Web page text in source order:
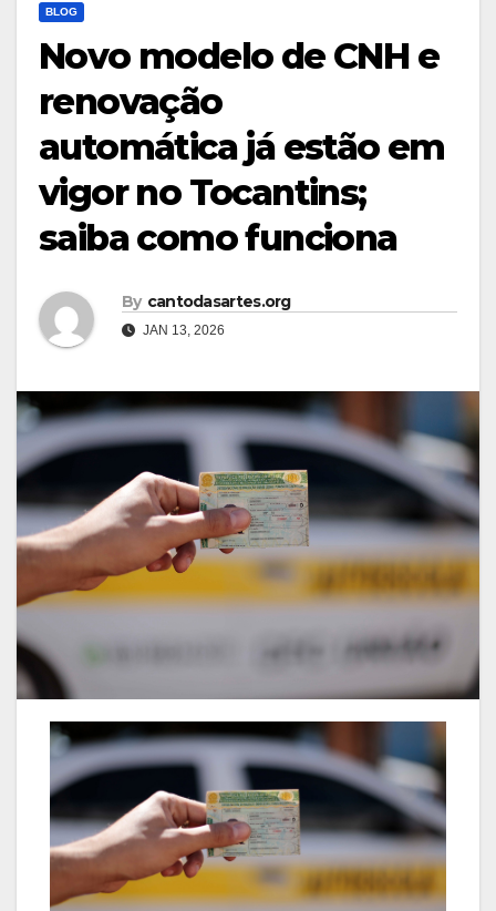
BLOG
Novo modelo de CNH e
renovação
automática já estão em
vigor no Tocantins;
saiba como funciona
By cantodasartes.org
JAN 13, 2026